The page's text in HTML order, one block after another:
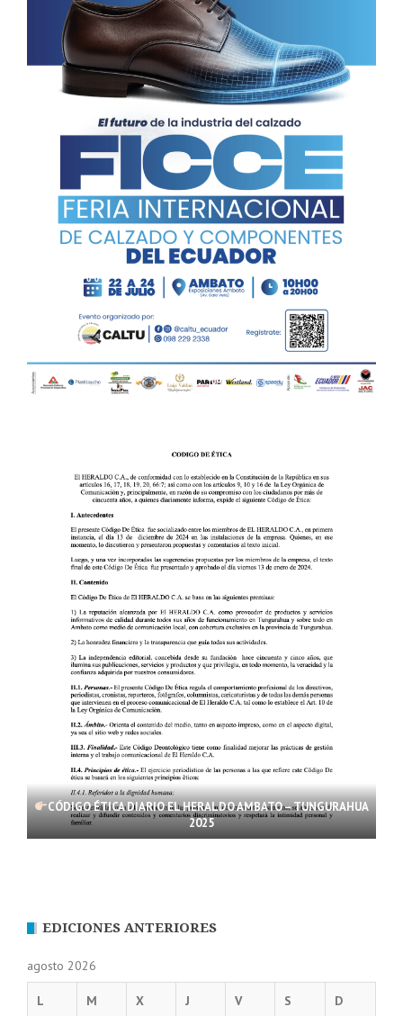
CÓDIGO ÉTICA DIARIO EL HERALDO AMBATO – TUNGURAHUA
2025
EDICIONES ANTERIORES
agosto 2026
L M X J V S D